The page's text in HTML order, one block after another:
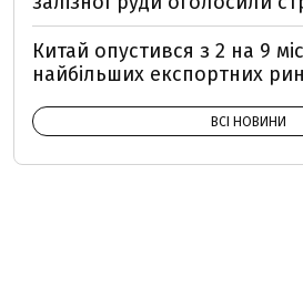
Китай опустився з 2 на 9
найбільших експортних
ВСІ НОВИНИ